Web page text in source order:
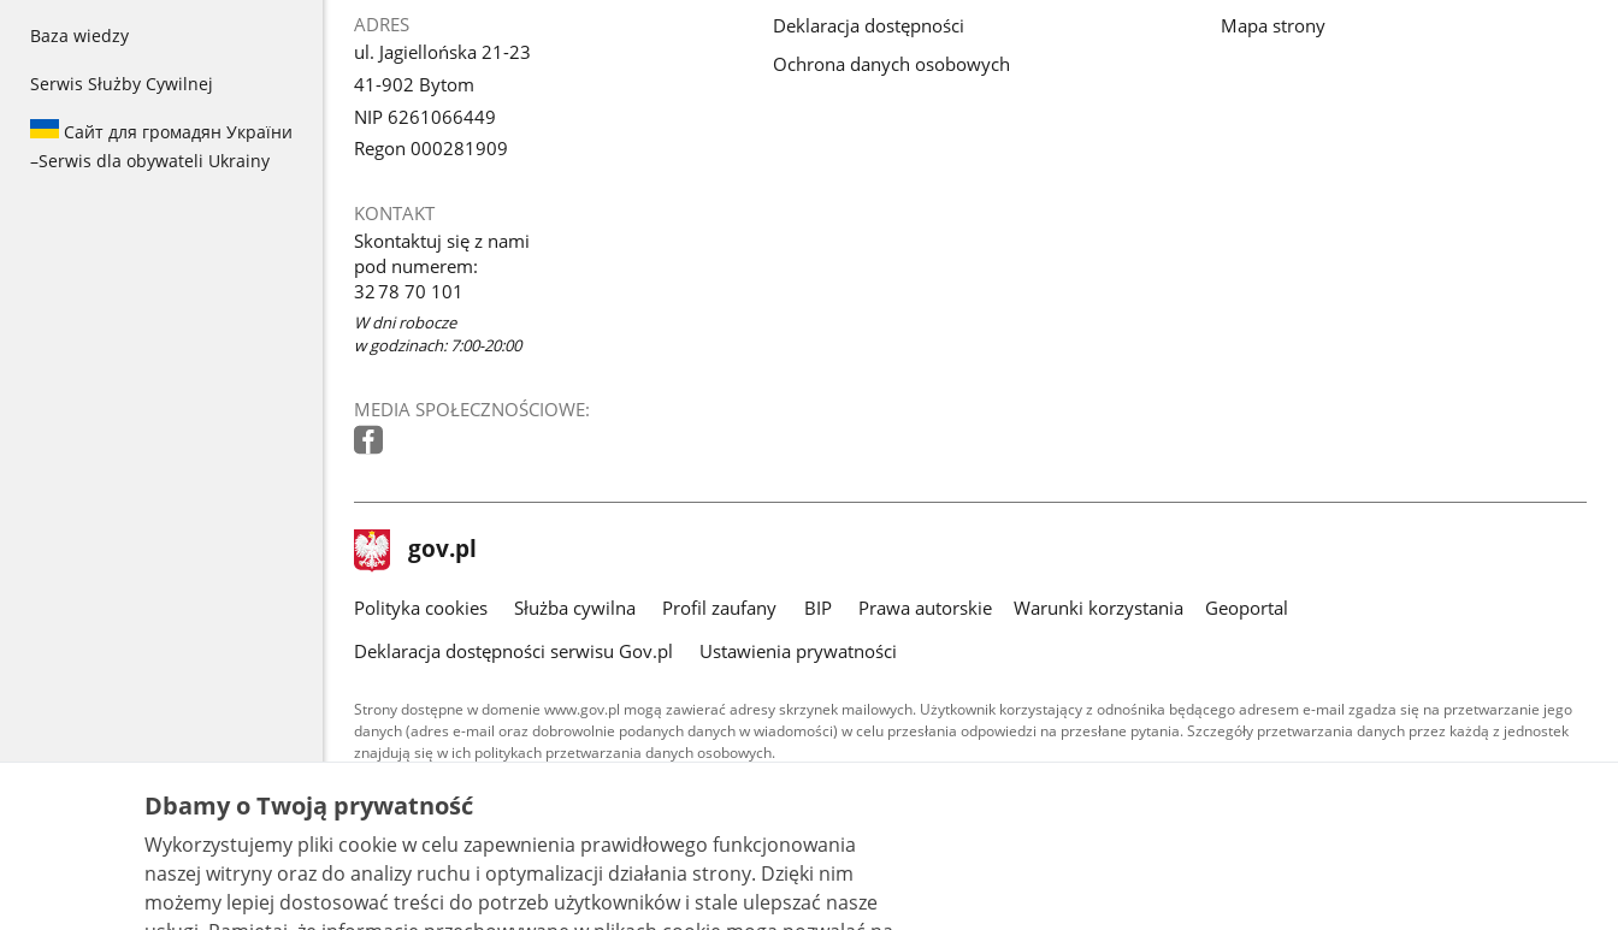
Baza wiedzy
Serwis Służby Cywilnej
Сайт для громадян України
–Serwis dla obywateli Ukrainy
ADRES
ul. Jagiellońska 21-23
41-902 Bytom
NIP 6261066449
Regon 000281909
KONTAKT
Skontaktuj się z nami
pod numerem:
32 78 70 101
W dni robocze
w godzinach: 7:00-20:00
MEDIA SPOŁECZNOŚCIOWE:
Deklaracja dostępności
Ochrona danych osobowych
Mapa strony
stopka
gov.pl Strona
gov.pl
gov.pl
Polityka cookies Służba cywilna Profil zaufany BIP Prawa autorskie Warunki korzystania
Geoportal
Deklaracja dostępności serwisu Gov.pl
Ustawienia prywatności
Strony dostępne w domenie www.gov.pl mogą zawierać adresy skrzynek mailowych. Użytkownik korzystający z odnośnika będącego adresem e-mail zgadza się na przetwarzanie jego
danych (adres e-mail oraz dobrowolnie podanych danych w wiadomości) w celu przesłania odpowiedzi na przesłane pytania. Szczegóły przetwarzania danych przez każdą z jednostek
znajdują się w ich politykach przetwarzania danych osobowych.
Treści tekstowe publikowane w serwisie (z wyłączeniem treści audiowizualnych), są
udostępniane na licencji typu Creative Commons: uznanie autorstwa - na tych samych
warunkach 4.0 (CC BY-SA 4.0). Materiały audiowizualne, w tym zdjęcia, materiały audio i wideo,
są udostępniane na licencji typu Creative Commons: uznanie autorstwa użycie niekomercyjne -
bez utworów zależnych 4.0 (CC BY-NC-ND 4.0), o ile nie jest to stwierdzone inaczej.
Dbamy o Twoją prywatność
Wykorzystujemy pliki cookie w celu zapewnienia prawidłowego funkcjonowania
naszej witryny oraz do analizy ruchu i optymalizacji działania strony. Dzięki nim
możemy lepiej dostosować treści do potrzeb użytkowników i stale ulepszać nasze